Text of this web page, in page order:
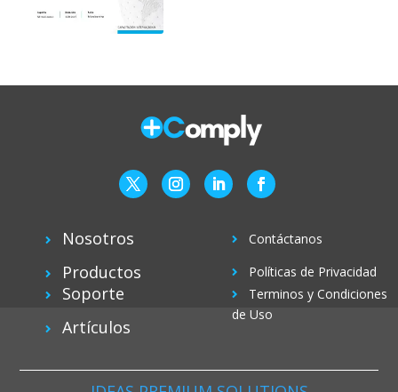
Nosotros
Productos
Soporte
Artículos
Contáctanos
Políticas de Privacidad
Terminos y Condiciones
de Uso